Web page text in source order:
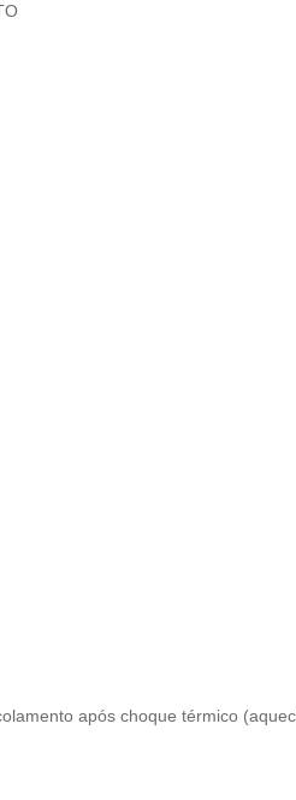
após choque térmico